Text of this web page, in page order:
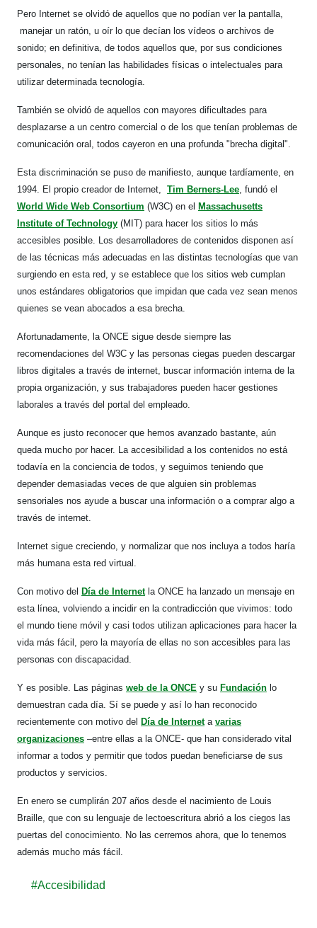
Pero Internet se olvidó de aquellos que no podían ver la pantalla,
manejar un ratón, u oír lo que decían los vídeos o archivos de
sonido; en definitiva, de todos aquellos que, por sus condiciones
personales, no tenían las habilidades físicas o intelectuales para
utilizar determinada tecnología.
También se olvidó de aquellos con mayores dificultades para
desplazarse a un centro comercial o de los que tenían problemas de
comunicación oral, todos cayeron en una profunda "brecha digital".
Esta discriminación se puso de manifiesto, aunque tardíamente, en
1994. El propio creador de Internet, Tim Berners-Lee , fundó el
World Wide Web Consortium (W3C) en el Massachusetts
Institute of Technology (MIT) para hacer los sitios lo más
accesibles posible. Los desarrolladores de contenidos disponen así
de las técnicas más adecuadas en las distintas tecnologías que van
surgiendo en esta red, y se establece que los sitios web cumplan
unos estándares obligatorios que impidan que cada vez sean menos
quienes se vean abocados a esa brecha.
Afortunadamente, la ONCE sigue desde siempre las
recomendaciones del W3C y las personas ciegas pueden descargar
libros digitales a través de internet, buscar información interna de la
propia organización, y sus trabajadores pueden hacer gestiones
laborales a través del portal del empleado.
Aunque es justo reconocer que hemos avanzado bastante, aún
queda mucho por hacer. La accesibilidad a los contenidos no está
todavía en la conciencia de todos, y seguimos teniendo que
depender demasiadas veces de que alguien sin problemas
sensoriales nos ayude a buscar una información o a comprar algo a
través de internet.
Internet sigue creciendo, y normalizar que nos incluya a todos haría
más humana esta red virtual.
Con motivo del Día de Internetla ONCE ha lanzado un mensaje en
esta línea, volviendo a incidir en la contradicción que vivimos: todo
el mundo tiene móvil y casi todos utilizan aplicaciones para hacer la
vida más fácil, pero la mayoría de ellas no son accesibles para las
personas con discapacidad.
Y es posible. Las páginas web de la ONCE y su Fundación lo
demuestran cada día. Sí se puede y así lo han reconocido
recientemente con motivo del Día de Interneta varias
organizaciones –entre ellas a la ONCE- que han considerado vital
informar a todos y permitir que todos puedan beneficiarse de sus
productos y servicios.
En enero se cumplirán 207 años desde el nacimiento de Louis
Braille, que con su lenguaje de lectoescritura abrió a los ciegos las
puertas del conocimiento. No las cerremos ahora, que lo tenemos
además mucho más fácil.
#Accesibilidad